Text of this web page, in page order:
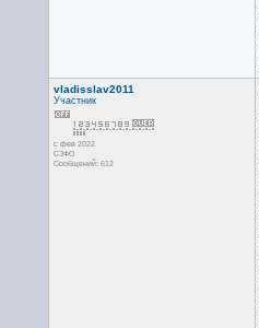
vladisslav2011
Участник
с фев 2022
СЗФО
Сообщений: 612